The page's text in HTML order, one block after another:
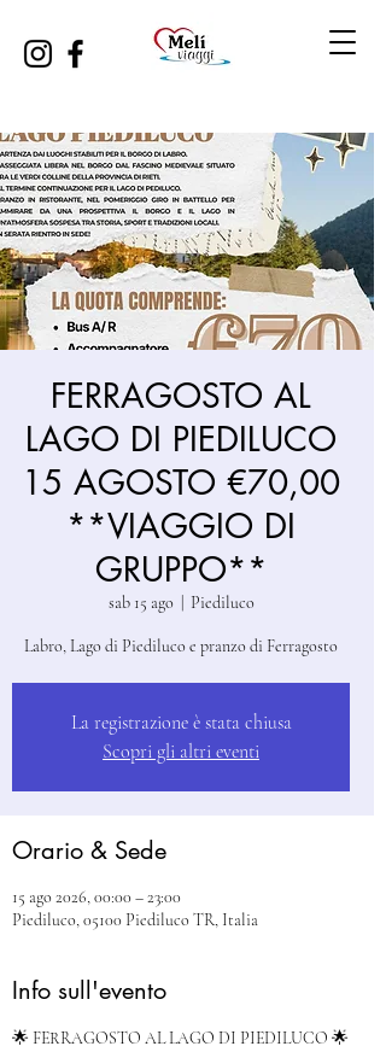
FERRAGOSTO AL
LAGO DI PIEDILUCO
15 AGOSTO €70,00
**VIAGGIO DI
GRUPPO**
sab 15 ago
  |
Piediluco
Labro, Lago di Piediluco e pranzo di Ferragosto
La registrazione è stata chiusa
Scopri gli altri eventi
Orario & Sede
15 ago 2026, 00:00 – 23:00
Piediluco, 05100 Piediluco TR, Italia
Info sull'evento
🌟 FERRAGOSTO AL LAGO DI PIEDILUCO 🌟